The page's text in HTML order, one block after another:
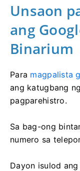
Unsaon
ang
Binarium
Para magpalista
ang katugbang
pagparehistro.
Sa bag-ong
numero sa
Dayon isulod